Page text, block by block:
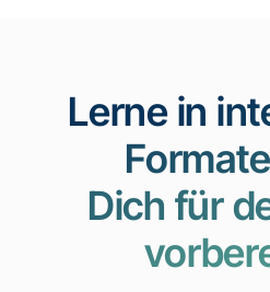
Lerne in
Dich für